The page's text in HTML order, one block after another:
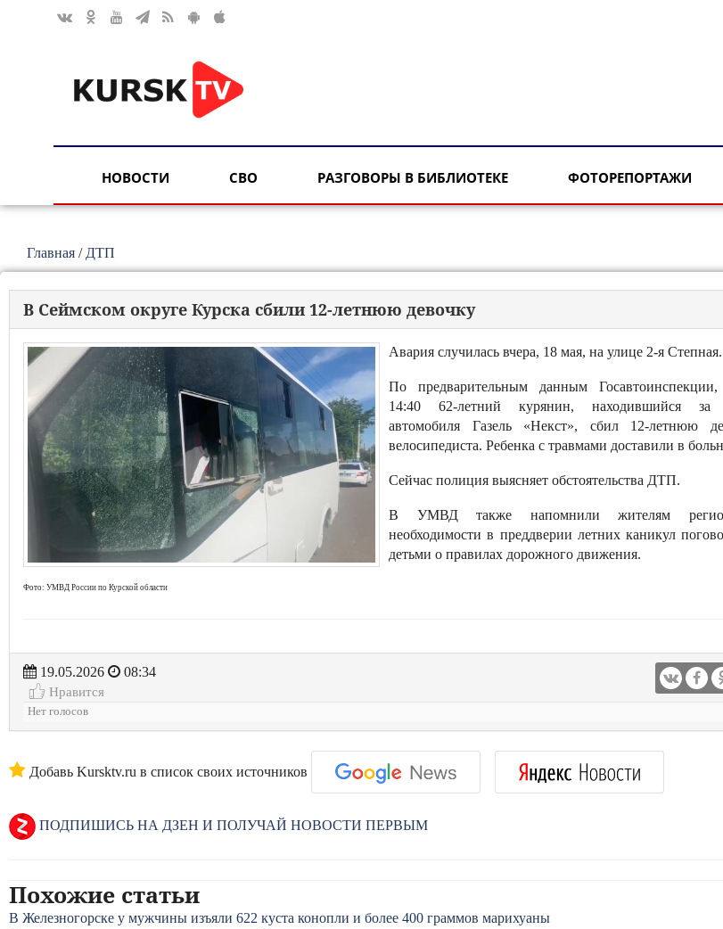
НОВОСТИ СВО РАЗГОВОРЫ В БИБЛИОТЕКЕ ФОТОРЕПОРТАЖИ
Главная / ДТП
В Сеймском округе Курска сбили 12-летнюю девочку
Авария случилась вчера, 18 мая, на улице 2-я Степная.
По предварительным данным Госавтоинспекции,
14:40 62-летний курянин, находившийся за
автомобиля Газель «Некст», сбил 12-летнюю
велосипедиста. Ребенка с травмами доставили в
Сейчас полиция выясняет обстоятельства ДТП.
В УМВД также напомнили жителям
необходимости в преддверии летних каникул
детьми о правилах дорожного движения.
Фото: УМВД России по Курской области
19.05.2026
08:34
Нравится
Нет голосов
Добавь Kursktv.ru в список своих источников
ПОДПИШИСЬ НА ДЗЕН И ПОЛУЧАЙ НОВОСТИ ПЕРВЫМ
Похожие статьи
В Железногорске у мужчины изъяли 622 куста конопли и более 400 граммов марихуаны